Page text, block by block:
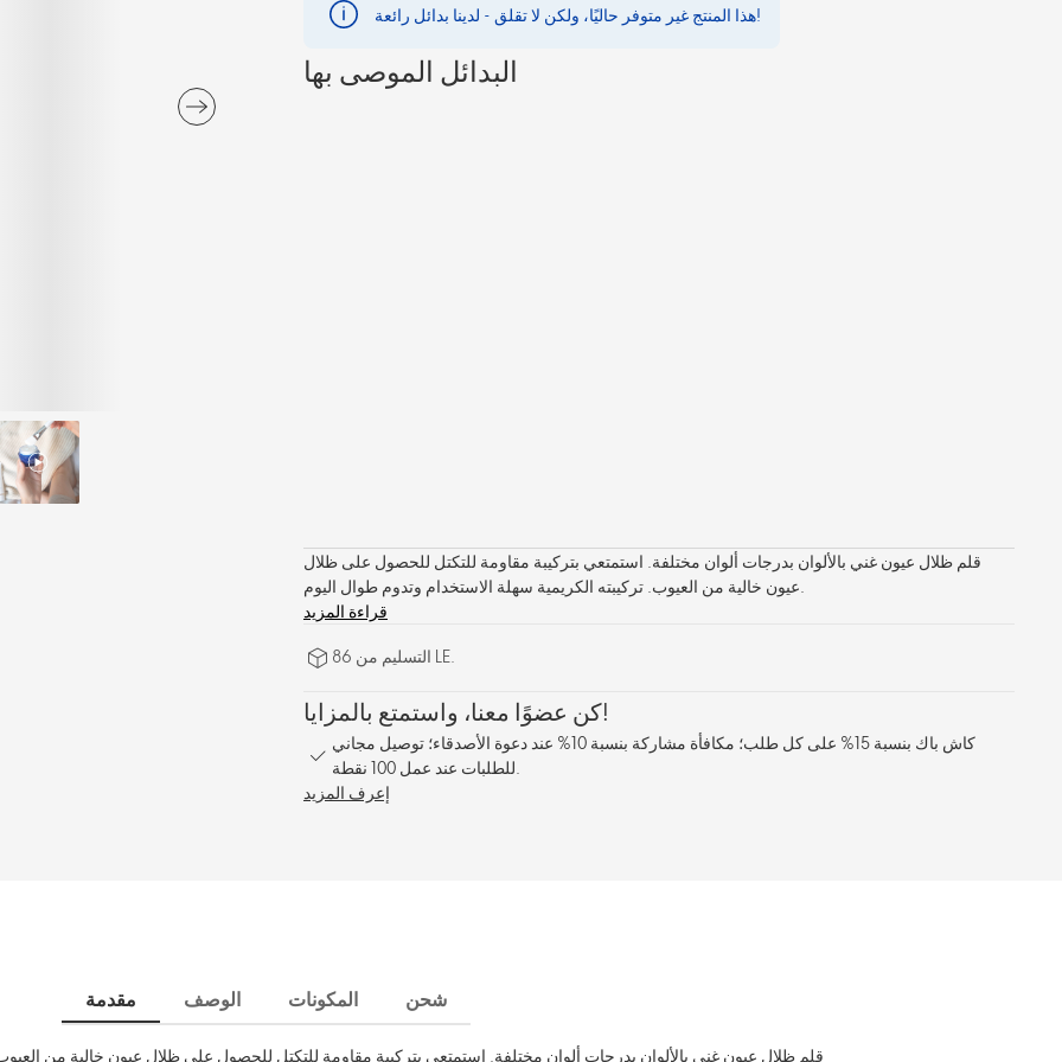
هذا المنتج غير متوفر حاليًا، ولكن لا تقلق - لدينا بدائل رائعة!
البدائل الموصى بها
قلم ظلال عيون غني بالألوان بدرجات ألوان مختلفة. استمتعي بتركيبة مقاومة للتكتل للحصول على ظلال
عيون خالية من العيوب. تركيبته الكريمية سهلة الاستخدام وتدوم طوال اليوم.
قراءة المزيد
التسليم من 86 LE.
كن عضوًا معنا، واستمتع بالمزايا!
كاش باك بنسبة 15% على كل طلب؛ مكافأة مشاركة بنسبة 10% عند دعوة الأصدقاء؛ توصيل مجاني
للطلبات عند عمل 100 نقطة.
إعرف المزيد
مقدمة الوصف المكونات شحن
قلم ظلال عيون غني بالألوان بدرجات ألوان مختلفة. استمتعي بتركيبة مقاومة للتكتل للحصول على ظلال عيون خالية من